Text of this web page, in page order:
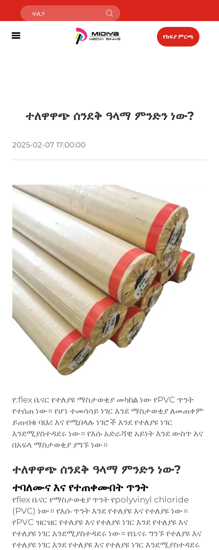
የክፍያ ምርጫ
ተለዋዋጭ ሰንደቅ ዓላማ ምንድን ነው?
2025-02-07 17:00:00
የ:flex ቤናር የተለያዩ ማስታወቂያ መካከል ነው የPVC ጥንት
የተሰጠ ነው። የሆነ ተመሳሳይ ነገር እንደ ማስታወቂያ ለመጠቀም
ይጠብቁ ባህሪ እና የሚበላሉ ነገሮች እንደ የተለያዩ ነገር
እንደሚያስተዳደሩ ነው። የእሱ አድራሻዊ አይነት እንደ ውስጥ እና
በአፍላ ማስታወቂያ ያግኙ ነው።
ተለዋዋጭ ሰንደቅ ዓላማ ምንድን ነው?
ተባለሙና እና የተጠቀሙበት ጥንት
የflex ቤናር የማስታወቂያ ጥንት የpolyvinyl chloride
(PVC) ነው። የእሱ ጥንት እንደ የተለያዩ እና የተለያዩ ነው።
የPVC ዝርዝር የተለያዩ እና የተለያዩ ነገር እንደ የተለያዩ እና
የተለያዩ ነገር እንደሚያስተዳደሩ ነው። የቤናሩ ግንኙ የተለያዩ እና
የተለያዩ ነገር እንደ የተለያዩ እና የተለያዩ ነገር እንደሚያስተዳደሩ